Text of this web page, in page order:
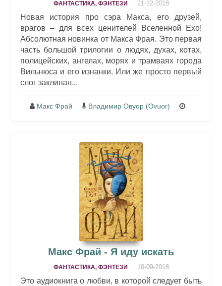
ФАНТАСТИКА, ФЭНТЕЗИ 21-12-2018
Новая история про сэра Макса, его друзей,
врагов – для всех ценителей Вселенной Ехо!
Абсолютная новинка от Макса Фрая. Это первая
часть большой трилогии о людях, духах, котах,
полицейских, ангелах, морях и трамваях города
Вильнюса и его изнанки. Или же просто первый
слог заклинан...
Макс Фрай Владимир Овуор (Ovuor)
Макс Фрай - Я иду искать
ФАНТАСТИКА, ФЭНТЕЗИ 10-09-2018
Это аудиокнига о любви, в которой следует быть